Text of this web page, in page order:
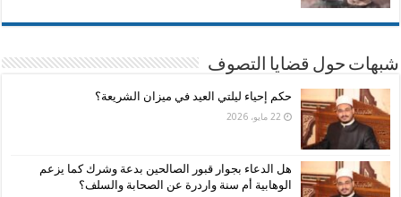
شبهات حول قضايا التصوف
حكم إحياء ليلتي العيد في ميزان الشريعة؟
22 مايو، 2026
هل الدعاء بجوار قبور الصالحين بدعة وشرك كما يزعم
الوهابية أم سنة واردرة عن الصحابة والسلف؟